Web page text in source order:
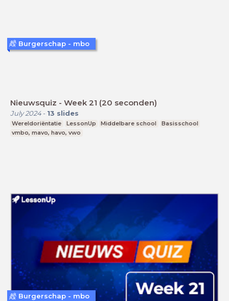
Nieuwsquiz - Week 21 (20 seconden)
July 2024- 13 slides
Wereldoriëntatie LessonUp Middelbare school
Basisschool
vmbo, mavo, havo, vwo
Burgerschap - mbo
Burgerschap - mbo